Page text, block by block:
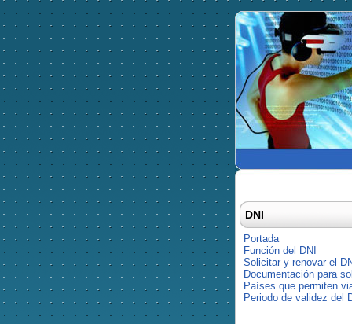
DNI
Portada
Función del DNI
Solicitar y renovar el
Documentación para
Países que permiten
Periodo de validez del